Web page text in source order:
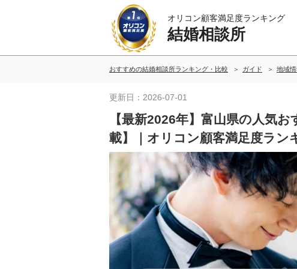
オリコン顧客満足度ランキング
結婚相談所
おすすめの結婚相談所ランキング・比較 ガイド 地域情
更新日：2026-07-01
【最新2026年】富山県の人気
載】｜オリコン顧客満足度ラン